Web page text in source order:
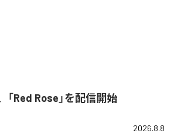
「Red Rose」を配信開始
2026.8.8